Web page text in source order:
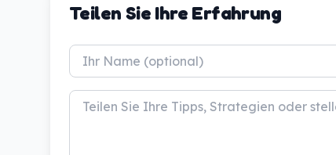
Teilen Sie Ihre Erfahrung